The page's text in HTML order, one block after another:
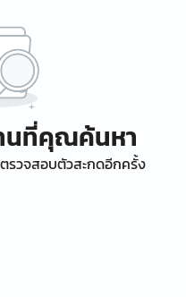
นที่คุณค้นหา
รวจสอบตัวสะกดอีกครั้ง